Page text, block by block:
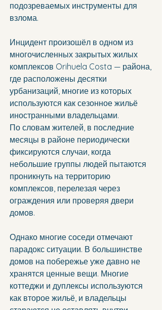
подозреваемых инструменты для
взлома.
Инцидент произошёл в одном из
многочисленных закрытых жилых
комплексов Orihuela Costa — района,
где расположены десятки
урбанизаций, многие из которых
используются как сезонное жильё
иностранными владельцами.
По словам жителей, в последние
месяцы в районе периодически
фиксируются случаи, когда
небольшие группы людей пытаются
проникнуть на территорию
комплексов, перелезая через
ограждения или проверяя двери
домов.
Однако многие соседи отмечают
парадокс ситуации. В большинстве
домов на побережье уже давно не
хранятся ценные вещи. Многие
коттеджи и дуплексы используются
как второе жильё, и владельцы